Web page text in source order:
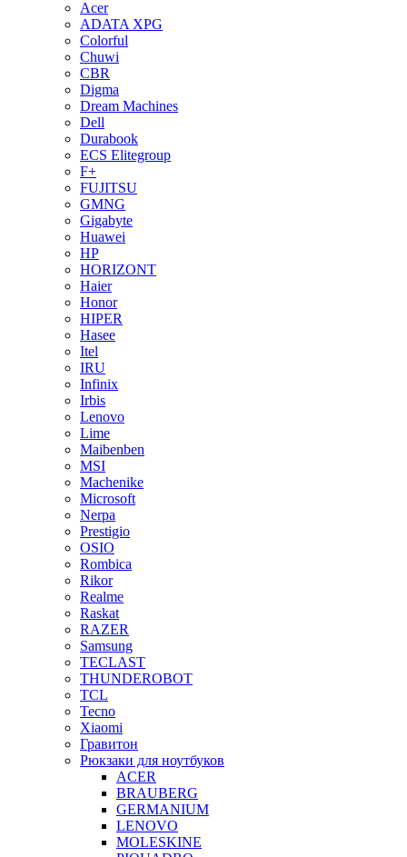
Acer
ADATA XPG
Colorful
Chuwi
CBR
Digma
Dream Machines
Dell
Durabook
ECS Elitegroup
F+
FUJITSU
GMNG
Gigabyte
Huawei
HP
HORIZONT
Haier
Honor
HIPER
Hasee
Itel
IRU
Infinix
Irbis
Lenovo
Lime
Maibenben
MSI
Machenike
Microsoft
Nerpa
Prestigio
OSIO
Rombica
Rikor
Realme
Raskat
RAZER
Samsung
TECLAST
THUNDEROBOT
TCL
Tecno
Xiaomi
Гравитон
Рюкзаки для ноутбуков
ACER
BRAUBERG
GERMANIUM
LENOVO
MOLESKINE